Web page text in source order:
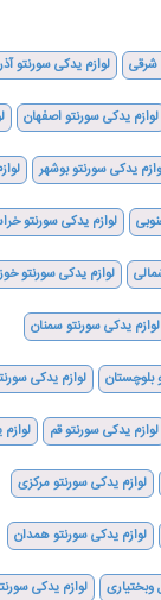
شرقی لوازم یدکی سورنتو
لوازم یدکی سورنتو اصفهان
یدکی سورنتو بوشهر
لوازم یدکی سورنتو
لوازم یدکی سورنتو
لوازم یدکی سورنتو سمنان
بلوچستان لوازم یدکی
لوازم یدکی سورنتو قم
لوازم یدکی سورنتو مرکزی
لوازم یدکی سورنتو همدان
وبختیاری لوازم یدکی